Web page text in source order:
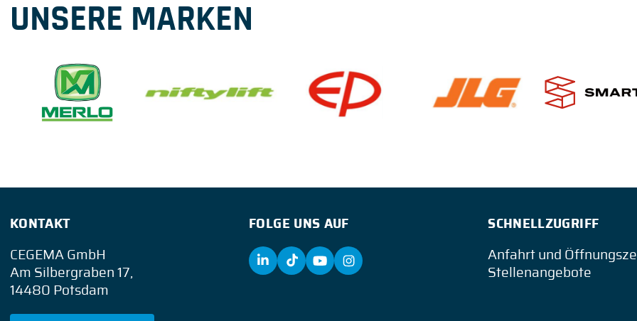
UNSERE MARKEN
KONTAKT
CEGEMA GmbH
Am Silbergraben 17,
14480 Potsdam
FOLGE UNS AUF SCHNELLZUGRIFF
Anfahrt und
Stellenangebote